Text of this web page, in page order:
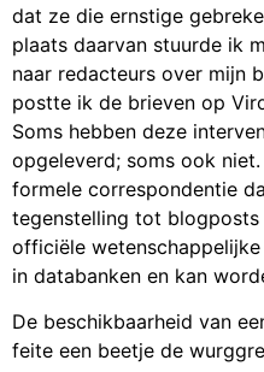
dat ze die ernstige
plaats daarvan stuurde ik
naar redacteurs over mijn
postte ik de brieven op
Soms hebben deze
opgeleverd; soms ook
formele correspondentie
tegenstelling tot
officiële
in databanken en kan
De beschikbaarheid van
feite een beetje de